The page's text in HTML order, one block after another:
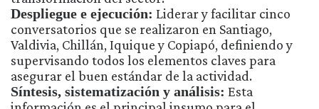
Despliegue e ejecución: Liderar y facilitar cinco
conversatorios que se realizaron en Santiago,
Valdivia, Chillán, Iquique y Copiapó, definiendo y
supervisando todos los elementos claves para
asegurar el buen estándar de la actividad.
Síntesis, sistematización y análisis: Esta